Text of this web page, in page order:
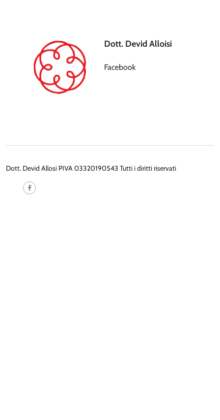
Dott. Devid Alloisi
Facebook
Dott. Devid Allosi PIVA 03320190543 Tutti i diritti riservati